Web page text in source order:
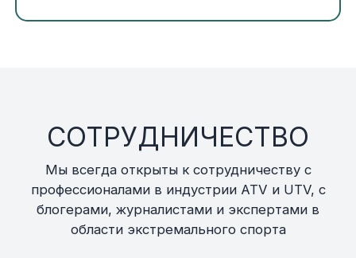
СОТРУДНИЧЕСТВО
Мы всегда открыты к сотрудничеству с
профессионалами в индустрии ATV и UTV, с
блогерами, журналистами и экспертами в
области экстремального спорта